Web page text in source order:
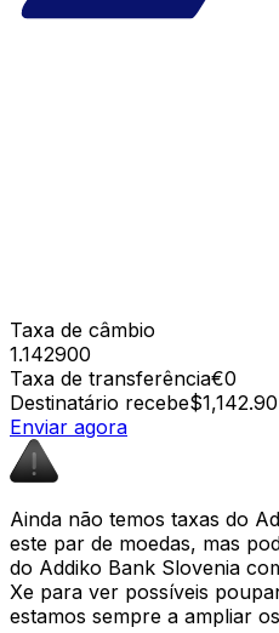
Taxa de câmbio
1.142900
Taxa de transferência€0
Destinatário recebe$1,142.90
Enviar agora
Ainda não temos taxas do
este par de moedas, mas
do Addiko Bank Slovenia
Xe para ver possíveis
estamos sempre a ampliar